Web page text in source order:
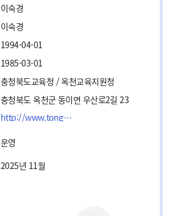
이숙경
이숙경
1994-04-01
1985-03-01
충청북도교육청 / 옥천교육지원청
충청북도 옥천군 동이면 우산로2길 23
http://www.tongi.es.kr
운영
2025년 11월